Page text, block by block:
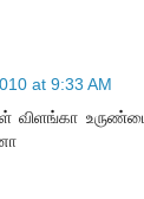
at 9:33 AM
விளங்கா